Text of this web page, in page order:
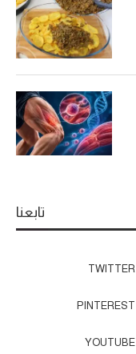
تابعنا
TWITTER
PINTEREST
YOUTUBE